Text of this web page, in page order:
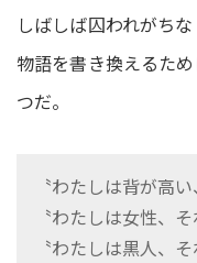
しばしば囚われがち
物語を書き換えるた
つだ。
〝わたしは背が高
〝わたしは女性、
〝わたしは黒人、